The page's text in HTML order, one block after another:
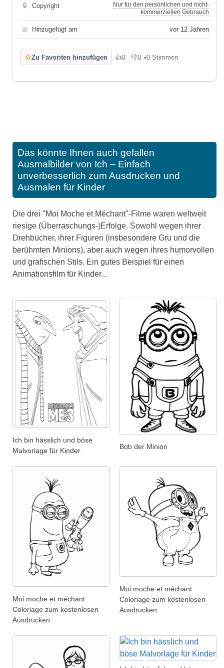
🔒 Copyright
Nur für den persönlichen und nicht-
kommerziellen Gebrauch
📅 Hinzugefügt am vor 12 Jahren
☆Zu Favoriten hinzufügen 👍0
Gefällt mir
👎0
Gefällt mir nicht
•0 Stimmen
Das könnte Ihnen auch gefallen
Ausmalbilder von Ich – Einfach
unverbesserlich zum Ausdrucken und
Ausmalen für Kinder
Die drei "Moi Moche et Méchant"-Filme waren weltweit
riesige (Überraschungs-)Erfolge. Sowohl wegen ihrer
Drehbücher, ihrer Figuren (insbesondere Gru und die
berühmten Minions), aber auch wegen ihres humorvollen
und grafischen Stils. Ein gutes Beispiel für einen
Animationsfilm für Kinder...
Ich bin hässlich und böse
Malvorlage für Kinder
Bob der Minion
Moi moche et méchant
Coloriage zum kostenlosen
Ausdrucken
Moi moche et méchant
Coloriage zum kostenlosen
Ausdrucken